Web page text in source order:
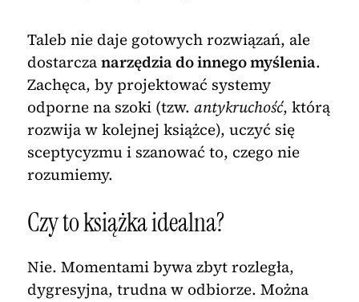
Taleb nie daje gotowych rozwiązań, ale
dostarczanarzędzia do innego myślenia.
Zachęca, by projektować systemy
odporne na szoki (tzw. antykruchość, którą
rozwija w kolejnej książce), uczyć się
sceptycyzmu i szanować to, czego nie
rozumiemy.
Czy to książka idealna?
Nie. Momentami bywa zbyt rozległa,
dygresyjna, trudna w odbiorze. Można